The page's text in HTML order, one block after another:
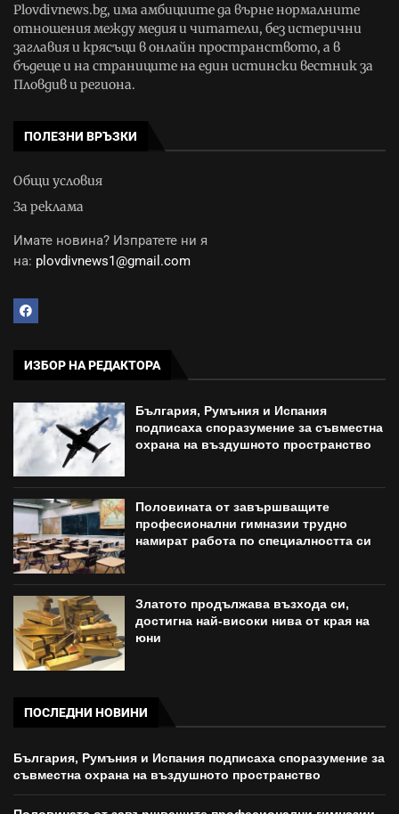
Plovdivnews.bg, има амбициите да върне нормалните
отношения между медия и читатели, без истерични
заглавия и крясъци в онлайн пространството, а в
бъдеще и на страниците на един истински вестник за
Пловдив и региона.
ПОЛЕЗНИ ВРЪЗКИ
Общи условия
За реклама
Имате новина? Изпратете ни я
на: plovdivnews1@gmail.com
ИЗБОР НА РЕДАКТОРА
България, Румъния и Испания
подписаха споразумение за съвместна
охрана на въздушното пространство
Половината от завършващите
професионални гимназии трудно
намират работа по специалността си
Златото продължава възхода си,
достигна най-високи нива от края на
юни
ПОСЛЕДНИ НОВИНИ
България, Румъния и Испания подписаха споразумение за
съвместна охрана на въздушното пространство